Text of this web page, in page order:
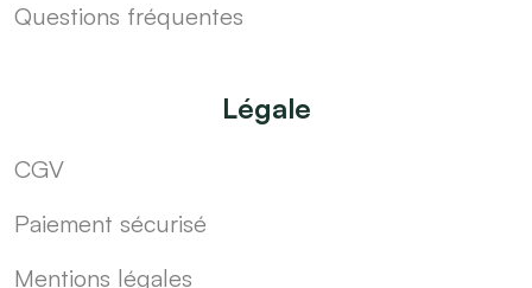
Questions fréquentes
Légale
CGV
Paiement sécurisé
Mentions légales